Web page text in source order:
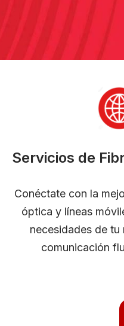
Servicios de
Conéctate con la
óptica y líneas
necesidades de tu
comunicación